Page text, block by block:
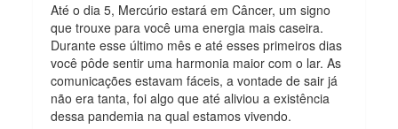
Até o dia 5, Mercúrio estará em Câncer, um signo
que trouxe para você uma energia mais caseira.
Durante esse último mês e até esses primeiros dias
você pôde sentir uma harmonia maior com o lar. As
comunicações estavam fáceis, a vontade de sair já
não era tanta, foi algo que até aliviou a existência
dessa pandemia na qual estamos vivendo.